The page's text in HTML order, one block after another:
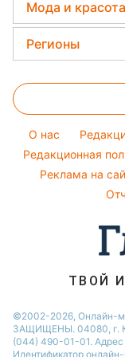
Алла Пугачева
Максим Галкин
Стирка
Комнатные
Тарифы
Курс валют
Магнитные
Погода на
Погода на
Мода и красота
Женские
Окрашивание
Красивый
Модные
Новости моды
Советы от
Регионы
Новости
Новости Сум
Новости
Новости
Новости
Новости Ровно
Новости
Новости
Новости
O нас
Редакционная
Реклама на
ТВОЙ
©2002-2026, Онлайн-
ЗАЩИЩЕНЫ. 04080, г.
(044) 490-01-01. Адрес
Идентификатор